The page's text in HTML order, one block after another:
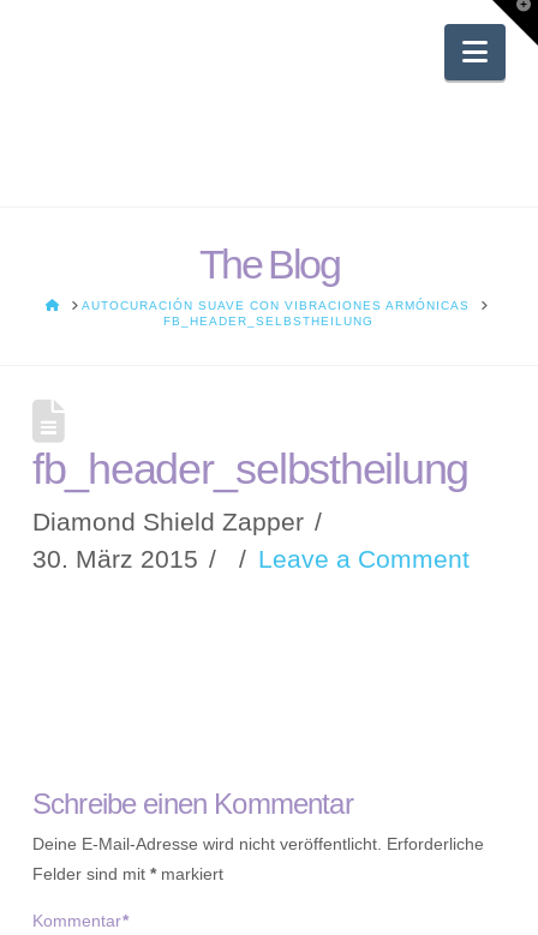
The Blog
HOMEAUTOCURACIÓN SUAVE CON VIBRACIONES ARMÓNICAS
FB_HEADER_SELBSTHEILUNG
fb_header_selbstheilung
Diamond Shield Zapper
30. März 2015
Leave a Comment
Schreibe einen Kommentar
Deine E-Mail-Adresse wird nicht veröffentlicht. Erforderliche
Felder sind mit *markiert
Kommentar*